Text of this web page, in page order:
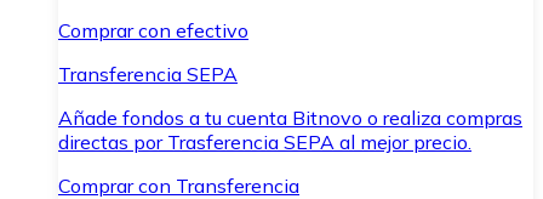
Comprar con efectivo
Transferencia SEPA
Añade fondos a tu cuenta Bitnovo o realiza compras
directas por Trasferencia SEPA al mejor precio.
Comprar con Transferencia